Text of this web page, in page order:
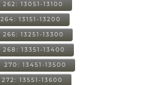
262: 13051-13100
264: 13151-13200
266: 13251-13300
268: 13351-13400
270: 13451-13500
272: 13551-13600